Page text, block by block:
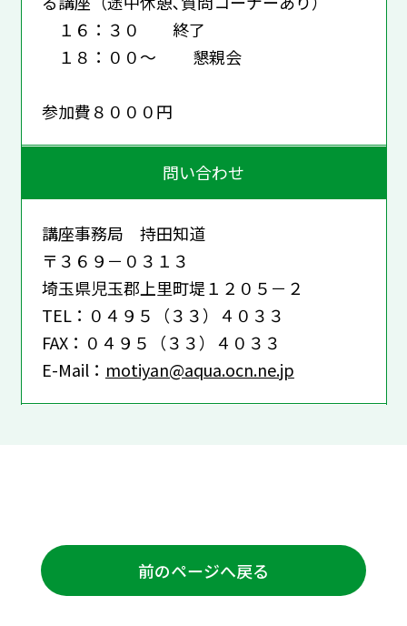
１６：３０ 終了
１８：００～ 懇親会
参加費８０００円
問い合わせ
講座事務局 持田知道
〒３６９－０３１３
埼玉県児玉郡上里町堤１２０５－２
TEL：０４９５（３３）４０３３
FAX：０４９５（３３）４０３３
E-Mail： motiyan@aqua.ocn.ne.jp
前のページへ戻る